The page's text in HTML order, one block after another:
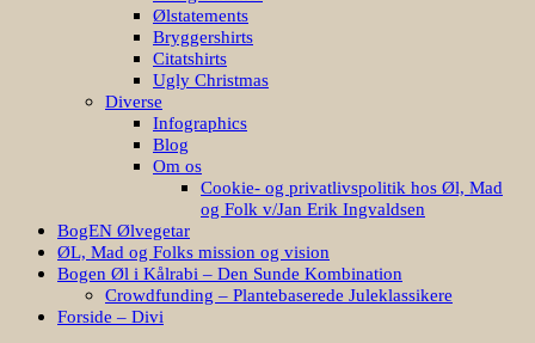
Citatshirts
Ugly Christmas
Diverse
Infographics
Blog
Om os
BogEN Ølvegetar
ØL, Mad og Folks mission og vision
Bogen Øl i Kålrabi – Den Sunde Kombination
Crowdfunding – Plantebaserede Juleklassikere
Forside – Divi
Menu over øl og mad